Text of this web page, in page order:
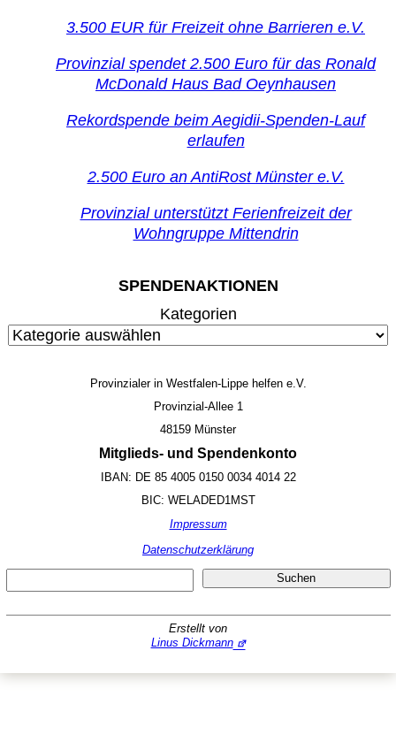
3.500 EUR für Freizeit ohne Barrieren e.V.
Provinzial spendet 2.500 Euro für das Ronald
McDonald Haus Bad Oeynhausen
Rekordspende beim Aegidii-Spenden-Lauf
erlaufen
2.500 Euro an AntiRost Münster e.V.
Provinzial unterstützt Ferienfreizeit der
Wohngruppe Mittendrin
SPENDENAKTIONEN
Kategorien
Provinzialer in Westfalen-Lippe helfen e.V.
Provinzial-Allee 1
48159 Münster
Mitglieds- und Spendenkonto
IBAN: DE 85 4005 0150 0034 4014 22
BIC: WELADED1MST
Impressum
Datenschutzerklärung
Suchen
Erstellt von
Linus Dickmann